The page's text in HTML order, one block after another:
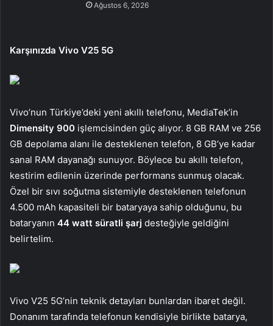
Ağustos 6, 2026
Karşınızda Vivo V25 5G
Vivo’nun Türkiye’deki yeni akıllı telefonu, MediaTek’in
Dimensity 900 işlemcisinden güç alıyor. 8 GB RAM ve 256
GB depolama alanı ile desteklenen telefon, 8 GB’ye kadar
sanal RAM dayanağı sunuyor. Böylece bu akıllı telefon,
kestirim edilenin üzerinde performans sunmuş olacak.
Özel bir sıvı soğutma sistemiyle desteklenen telefonun
4.500 mAh kapasiteli bir bataryaya sahip olduğunu, bu
bataryanın 44 watt süratli şarj desteğiyle geldiğini
belirtelim.
Vivo V25 5G’nin teknik detayları bunlardan ibaret değil.
Donanım tarafında telefonun kendisiyle birlikte batarya,